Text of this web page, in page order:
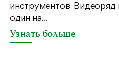
инструментов. Видеоряд
один на...
Узнать больше